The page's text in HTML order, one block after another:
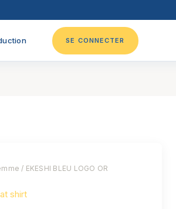
SE CONNECTER
/ EKESHI BLEU LOGO OR
shirt